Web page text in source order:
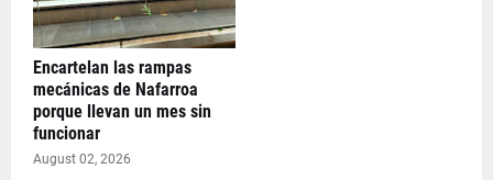
Encartelan las rampas
mecánicas de Nafarroa
porque llevan un mes sin
funcionar
August 02, 2026